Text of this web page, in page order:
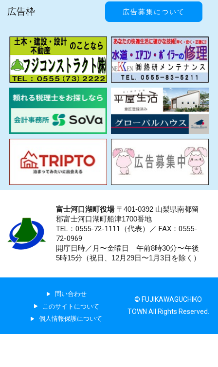
広告枠 広告募集について
富士河口湖町役場〒401-0392 山梨県南都留
郡富士河口湖町船津1700番地
TEL：0555-72-1111 （代表）／ FAX：0555-
72-0969
開庁日時／月〜金曜日 午前8時30分〜午後
5時15分（祝日、12月29日〜1月3日を除く）
問い合わせ
このサイトについて
個人情報保護について
© FUJIKAWAGUCHIKO
TOWN All Rights Reserved.